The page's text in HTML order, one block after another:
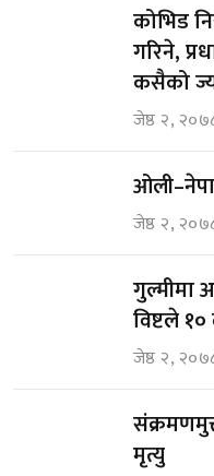
कोभिड
गरिने,
कसैको
जेष्ठ २,
जेष्ठ २,
गुल्मीमा
विष्टले
जेष्ठ २,
मृत्यु